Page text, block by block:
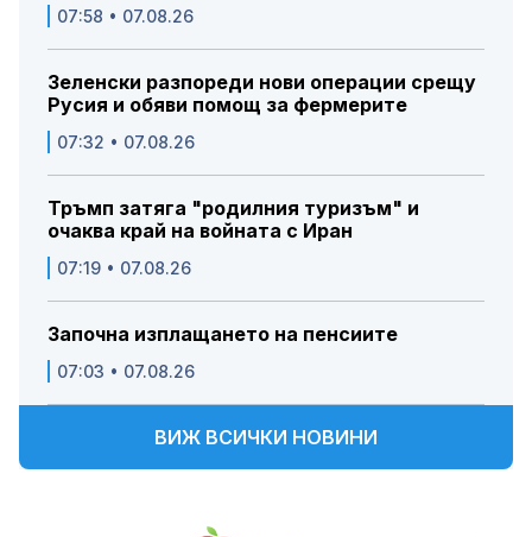
07:58 • 07.08.26
Зеленски разпореди нови операции срещу
Русия и обяви помощ за фермерите
07:32 • 07.08.26
Тръмп затяга "родилния туризъм" и
очаква край на войната с Иран
07:19 • 07.08.26
Започна изплащането на пенсиите
07:03 • 07.08.26
ВИЖ ВСИЧКИ НОВИНИ